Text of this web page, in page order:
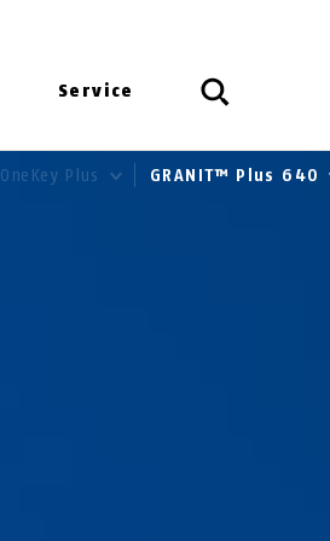
Service
OneKey Plus GRANIT™ Plus 640